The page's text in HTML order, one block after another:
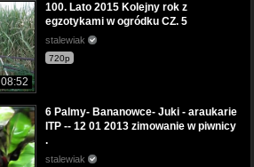
08:52
100. Lato 2015 Kolejny rok z
egzotykami w ogródku CZ. 5
stalewiak
720p
6 Palmy- Bananowce- Juki - araukarie
ITP -- 12 01 2013 zimowanie w piwnicy
.
stalewiak